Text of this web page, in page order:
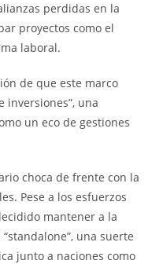
perdidas en la
proyectos como el
laboral.
de que este marco
inversiones”, una
un eco de gestiones
choca de frente con la
Pese a los esfuerzos
mantener a la
una suerte
junto a naciones como